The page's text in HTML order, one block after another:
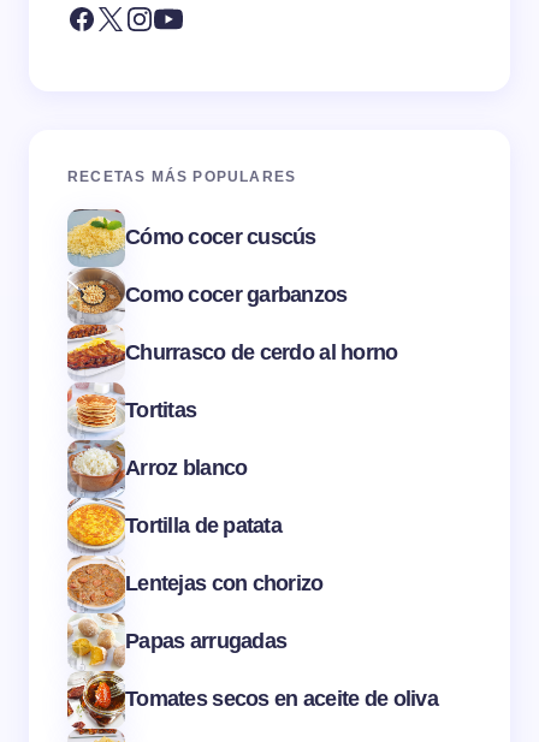
RECETAS MÁS POPULARES
Cómo cocer cuscús
Como cocer garbanzos
Churrasco de cerdo al horno
Tortitas
Arroz blanco
Tortilla de patata
Lentejas con chorizo
Papas arrugadas
Tomates secos en aceite de oliva